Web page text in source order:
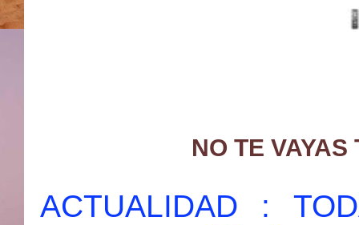
NO TE
ACTUALIDAD :